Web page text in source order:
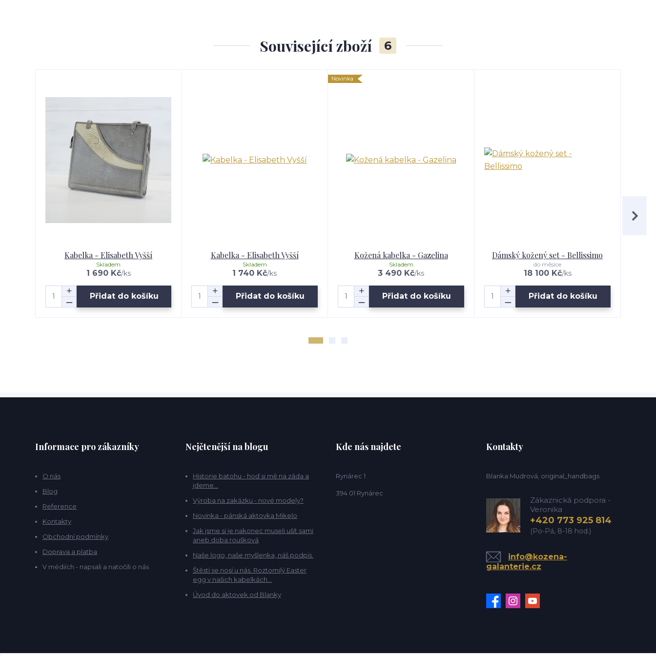
Související zboží 6
Kabelka - Elisabeth Vyšší
1 690 Kč/ks
Skladem
Přidat do košíku
Kabelka - Elisabeth Vyšší
1 740 Kč/ks
Skladem
Přidat do košíku
Novinka
Kožená kabelka - Gazelina
3 490 Kč/ks
Skladem
Přidat do košíku
Dámský kožený set - Bellissimo
18 100 Kč/ks
do měsíce
Přidat do košíku
Informace pro zákazníky
O nás
Blog
Reference
Kontakty
Obchodní podmínky
Doprava a platba
V médiích - napsali a natočili o nás
Nejčtenější na blogu
Historie batohu - hoď si mě na záda a
jdeme...
Výroba na zakázku - nové modely?
Novinka - pánská aktovka Mikelo
Jak jsme si je nakonec museli ušít sami
aneb doba roušková
Naše logo, naše myšlenka, náš podpis.
Štěstí se nosí u nás. Roztomilý Easter
egg v našich kabelkách...
Úvod do aktovek od Blanky
Kde nás najdete
Rynárec 1
394 01 Rynárec
Kontakty
Blanka Mudrová, original_handbags
Zákaznická podpora -
Veronika
+420 773 925 814
(Po-Pá, 8-18 hod.)
info@kozena-
galanterie.cz